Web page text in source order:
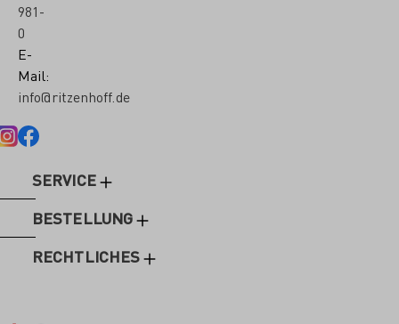
981-
0
E-
Mail:
info@ritzenhoff.de
SERVICE
BESTELLUNG
RECHTLICHES